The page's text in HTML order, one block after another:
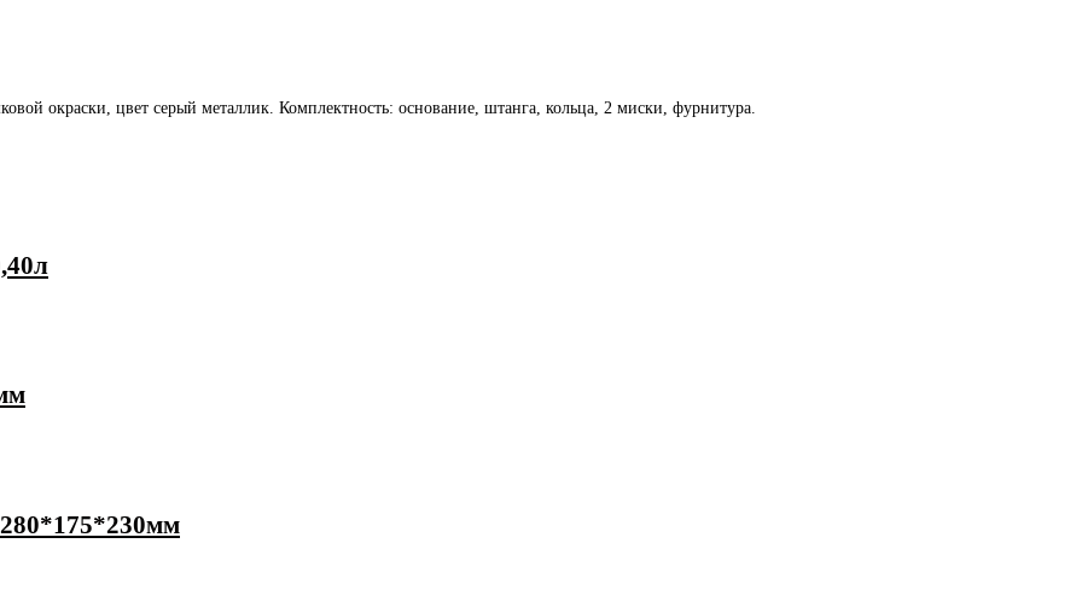
окраски, цвет серый металлик. Комплектность: основание, штанга, кольца, 2 миски, фурнитура.